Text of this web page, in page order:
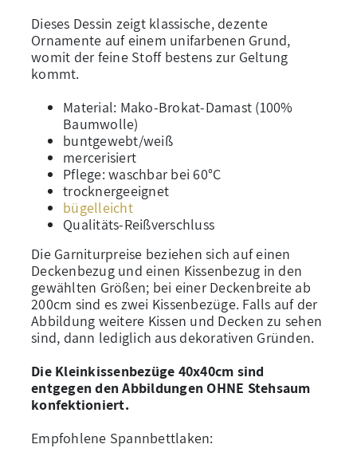
Dieses Dessin zeigt klassische, dezente
Ornamente auf einem unifarbenen Grund,
womit der feine Stoff bestens zur Geltung
kommt.
Material: Mako-Brokat-Damast (100%
Baumwolle)
buntgewebt/weiß
mercerisiert
Pflege: waschbar bei 60°C
trocknergeeignet
bügelleicht
Qualitäts-Reißverschluss
Die Garniturpreise beziehen sich auf einen
Deckenbezug und einen Kissenbezug in den
gewählten Größen; bei einer Deckenbreite ab
200cm sind es zwei Kissenbezüge. Falls auf der
Abbildung weitere Kissen und Decken zu sehen
sind, dann lediglich aus dekorativen Gründen.
Die Kleinkissenbezüge 40x40cm sind
entgegen den Abbildungen OHNE Stehsaum
konfektioniert.
Empfohlene Spannbettlaken: